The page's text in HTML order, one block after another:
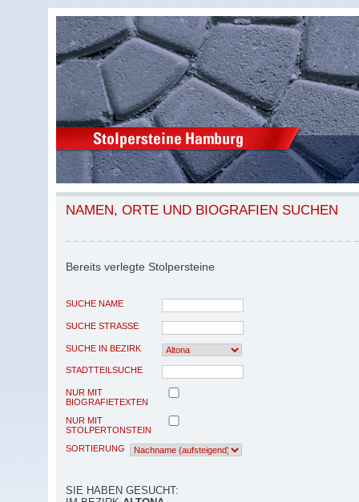
NAMEN, ORTE UND BIOGRAFIEN SUCHEN
Bereits verlegte Stolpersteine
SUCHE NAME
SUCHE STRASSE
SUCHE IN BEZIRK
STADTTEILSUCHE
NUR MIT
BIOGRAFIETEXTEN
NUR MIT
STOLPERTONSTEIN
SORTIERUNG
SIE HABEN GESUCHT: